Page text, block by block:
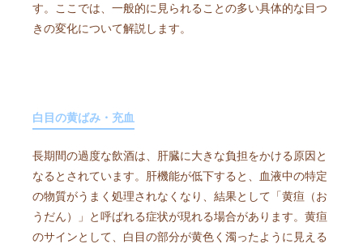
す。ここでは、一般的に見られることの多い具体的な目つ
きの変化について解説します。
白目の黄ばみ・充血
長期間の過度な飲酒は、肝臓に大きな負担をかける原因と
なるとされています。肝機能が低下すると、血液中の特定
の物質がうまく処理されなくなり、結果として「黄疸（お
うだん）」と呼ばれる症状が現れる場合があります。黄疸
のサインとして、白目の部分が黄色く濁ったように見える